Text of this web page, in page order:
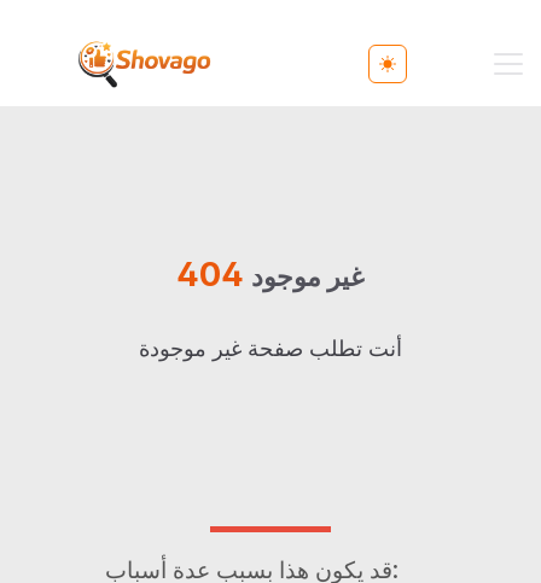
Toggle theme
404 غير موجود
أنت تطلب صفحة غير موجودة
قد يكون هذا بسبب عدة أسباب: